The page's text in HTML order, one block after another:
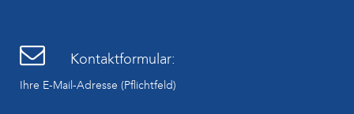
Kontaktformular:
Ihre E-Mail-Adresse (Pflichtfeld)